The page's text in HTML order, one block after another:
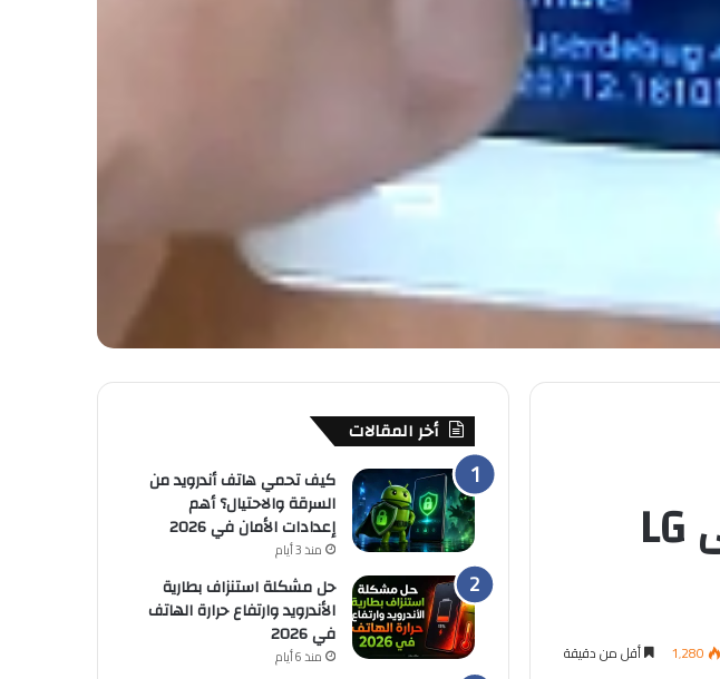
CyanogenMod يختبر الجيلي بين على LG
1٬280 أقل من دقيقة
أخر المقالات
كيف تحمي هاتف أندرويد من
السرقة والاحتيال؟ أهم
إعدادات الأمان في 2026
منذ 3 أيام
حل مشكلة استنزاف بطارية
الأندرويد وارتفاع حرارة الهاتف
في 2026
منذ 6 أيام